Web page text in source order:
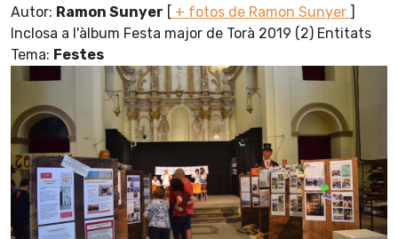
Autor: Ramon Sunyer [ + fotos de Ramon Sunyer ]
Inclosa a l'àlbum Festa major de Torà 2019 (2) Entitats
Tema: Festes